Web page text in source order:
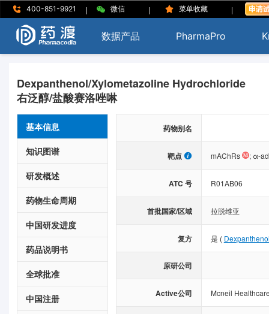
400-851-9921 | 微信 | 菜单收藏 |
数据产品 PharmaPro
Dexpanthenol/Xylometazoline Hydrochloride
右泛醇/盐酸赛洛唑啉
基本信息
知识图谱
研发概述
药物生命周期
中国研发进度
药品说明书
全球批准
中国注册
药物别名
靶点 mAChRs ; α-
ATC 号 R01AB06
首批国家/区域 拉脱维亚
复方 是 (
原研公司
Active公司 Mcneil